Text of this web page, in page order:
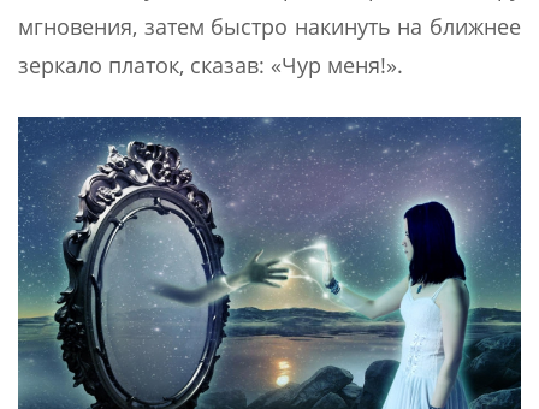
мгновения, затем быстро накинуть на ближнее
зеркало платок, сказав: «Чур меня!».